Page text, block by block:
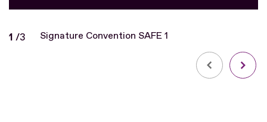
Signature Convention SAFE 1
Diapo
1 /sur
3